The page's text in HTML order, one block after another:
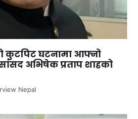
कुटपिट घटनामा आफ्नो
अभिषेक प्रताप शाहको
Nepal